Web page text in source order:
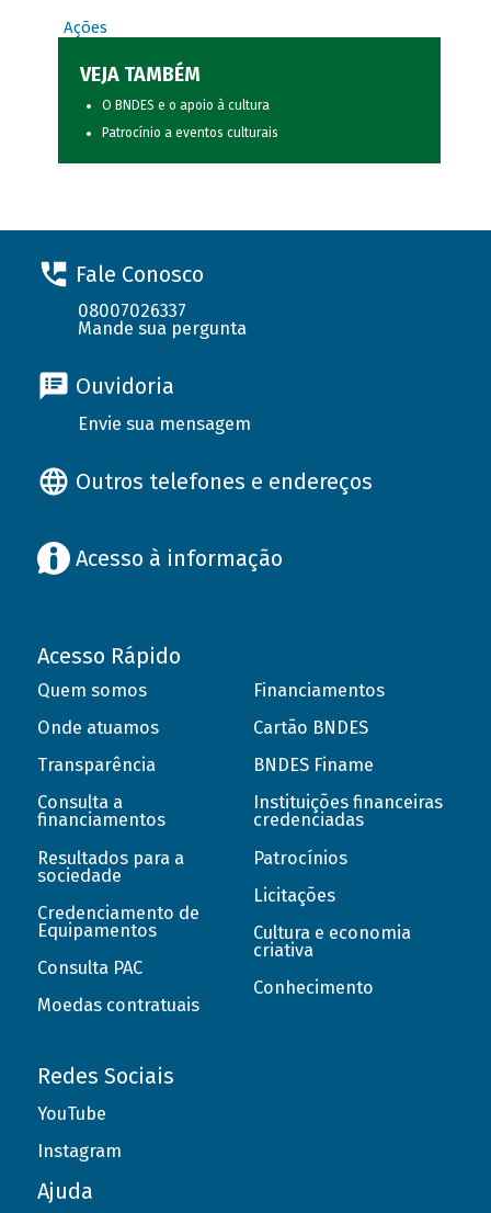
Ações
VEJA TAMBÉM
O BNDES e o apoio à cultura
Patrocínio a eventos culturais
Fale Conosco
08007026337
Mande sua pergunta
Ouvidoria
Envie sua mensagem
Outros telefones e endereços
Acesso à informação
Acesso Rápido
Quem somos
Onde atuamos
Transparência
Consulta a
financiamentos
Resultados para a
sociedade
Credenciamento de
Equipamentos
Consulta PAC
Moedas contratuais
Financiamentos
Cartão BNDES
BNDES Finame
Instituições financeiras
credenciadas
Patrocínios
Licitações
Cultura e economia
criativa
Conhecimento
Redes Sociais
YouTube
Instagram
Ajuda